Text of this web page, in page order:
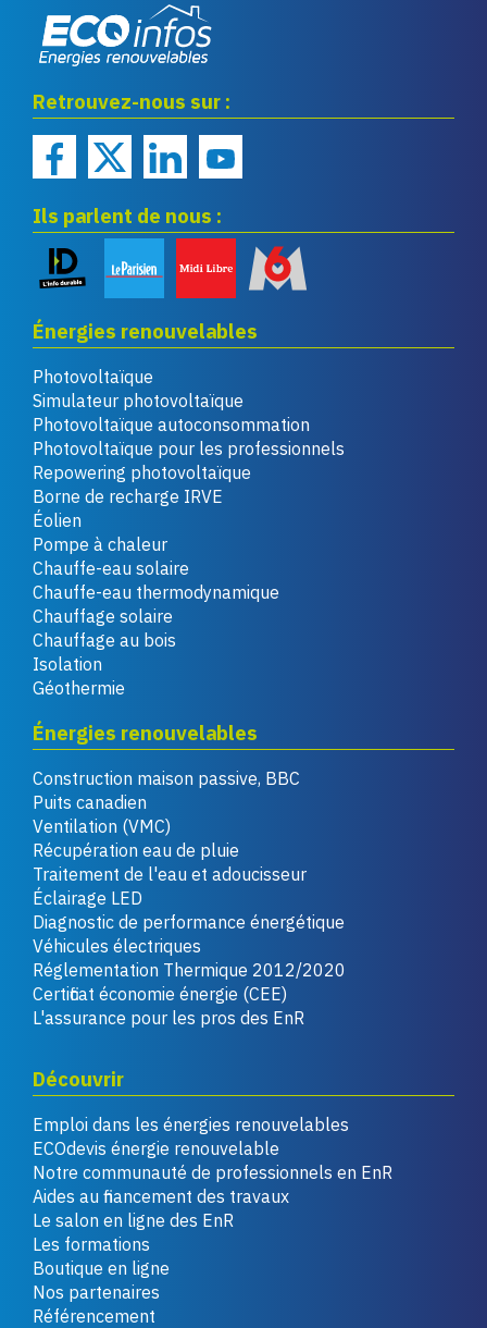
renouvelables
Retrouvez-nous sur :
Ils parlent de nous :
Énergies renouvelables
Photovoltaïque
Simulateur photovoltaïque
Photovoltaïque autoconsommation
Photovoltaïque pour les professionnels
Repowering photovoltaïque
Borne de recharge IRVE
Éolien
Pompe à chaleur
Chauffe-eau solaire
Chauffe-eau thermodynamique
Chauffage solaire
Chauffage au bois
Isolation
Géothermie
Énergies renouvelables
Construction maison passive, BBC
Puits canadien
Ventilation (VMC)
Récupération eau de pluie
Traitement de l'eau et adoucisseur
Éclairage LED
Diagnostic de performance énergétique
Véhicules électriques
Réglementation Thermique 2012/2020
Certificat économie énergie (CEE)
L'assurance pour les pros des EnR
Découvrir
Emploi dans les énergies renouvelables
ECOdevis énergie renouvelable
Notre communauté de professionnels en EnR
Aides au financement des travaux
Le salon en ligne des EnR
Les formations
Boutique en ligne
Nos partenaires
Référencement